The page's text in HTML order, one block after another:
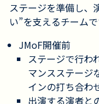
ステージを準備し、
い”を支えるチームで
JMoF開催前
ステージで行わ
マンスステージ
インの打ち合わ
出演する演者と